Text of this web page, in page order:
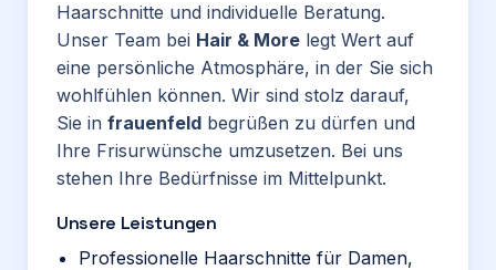
Haarschnitte und individuelle Beratung.
Unser Team bei Hair & More legt Wert auf
eine persönliche Atmosphäre, in der Sie sich
wohlfühlen können. Wir sind stolz darauf,
Sie in frauenfeld begrüßen zu dürfen und
Ihre Frisurwünsche umzusetzen. Bei uns
stehen Ihre Bedürfnisse im Mittelpunkt.
Unsere Leistungen
Professionelle Haarschnitte für Damen,